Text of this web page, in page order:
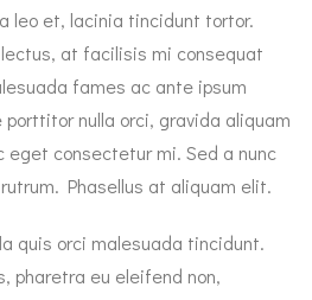
leo et, lacinia tincidunt tortor.
at facilisis mi consequat
fames ac ante ipsum
nulla orci, gravida aliquam
consectetur mi. Sed a nunc
Phasellus at aliquam elit.
quis orci malesuada tincidunt.
pharetra eu eleifend non,